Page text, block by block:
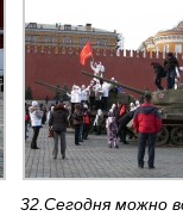
32.Сегодня можно